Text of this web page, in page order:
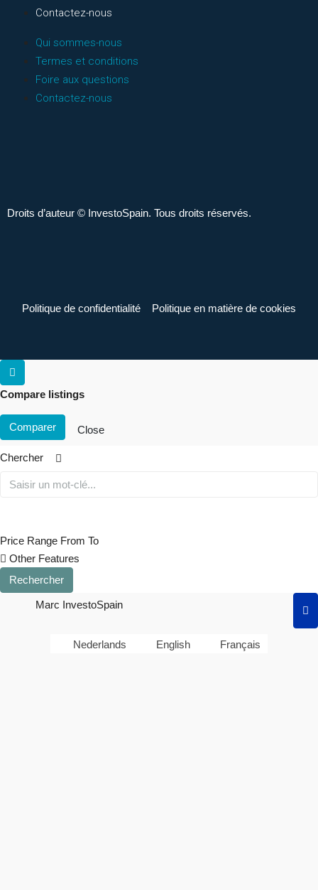
Contactez-nous
Qui sommes-nous
Termes et conditions
Foire aux questions
Contactez-nous
Droits d’auteur © InvestoSpain. Tous droits réservés.
Politique de confidentialité Politique en matière de cookies
Compare listings
Comparer Close
Chercher
Price Range From To
Other Features
Rechercher
Marc InvestoSpain
Nederlands English Français